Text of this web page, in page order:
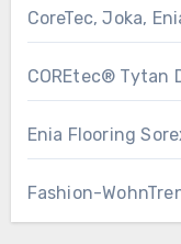
CoreTec, Joka,
COREtec® Tytan
Enia Flooring
Fashion-